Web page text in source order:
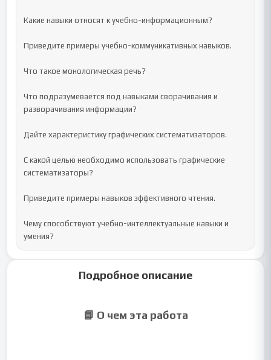
Какие навыки относят к учебно-информационным?
Приведите примеры учебно-коммуникативных навыков.
Что такое монологическая речь?
Что подразумевается под навыками сворачивания и
разворачивания информации?
Дайте характеристику графических систематизаторов.
С какой целью необходимо использовать графические
систематизаторы?
Приведите примеры навыков эффективного чтения.
Чему способствуют учебно-интеллектуальные навыки и
умения?
Подробное описание
📘 О чем эта работа